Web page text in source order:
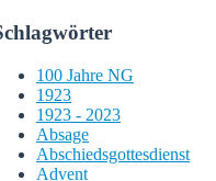
100 Jahre NG
1923
1923 - 2023
Absage
Abschiedsgottesdienst
Advent